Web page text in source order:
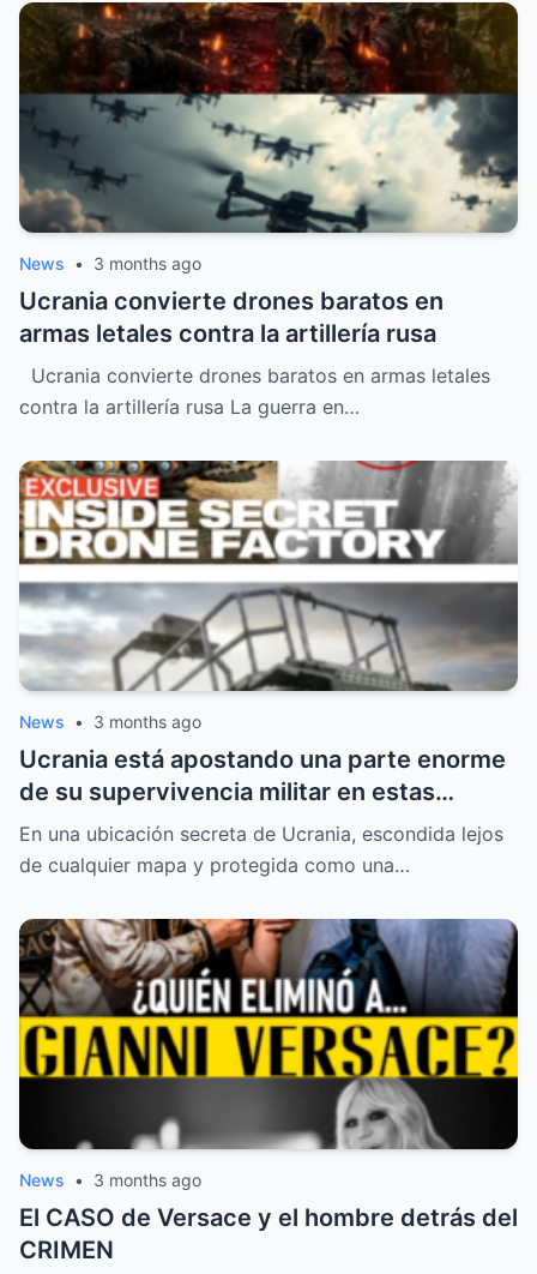
News • 3 months ago
Ucrania convierte drones baratos en
armas letales contra la artillería rusa
Ucrania convierte drones baratos en armas letales
contra la artillería rusa La guerra en…
News • 3 months ago
Ucrania está apostando una parte enorme
de su supervivencia militar en estas
máquinas capaces de reemplazar a
soldados en algunas de las tareas más
En una ubicación secreta de Ucrania, escondida lejos
de cualquier mapa y protegida como una…
News • 3 months ago
El CASO de Versace y el hombre detrás del
CRIMEN